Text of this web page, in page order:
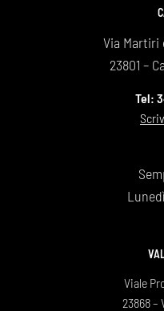
Via Martiri
23801 –
Tel:
Viale
23868 –